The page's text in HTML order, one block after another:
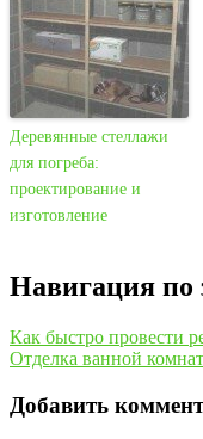
Деревянные стеллажи
для погреба:
проектирование и
изготовление
Навигация по
Как быстро провести
Отделка ванной
Добавить